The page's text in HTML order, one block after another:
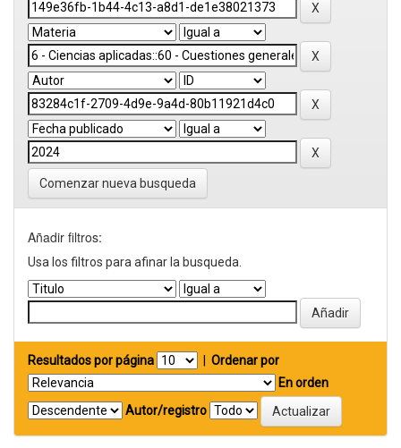
Comenzar nueva busqueda
Añadir filtros:
Usa los filtros para afinar la busqueda.
Resultados por página
Ordenar por
En orden
Autor/registro